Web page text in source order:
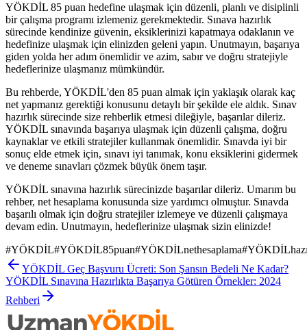
YÖKDİL 85 puan hedefine ulaşmak için düzenli, planlı ve disiplinli
bir çalışma programı izlemeniz gerekmektedir. Sınava hazırlık
sürecinde kendinize güvenin, eksiklerinizi kapatmaya odaklanın ve
hedefinize ulaşmak için elinizden geleni yapın. Unutmayın, başarıya
giden yolda her adım önemlidir ve azim, sabır ve doğru stratejiyle
hedeflerinize ulaşmanız mümkündür.
Bu rehberde, YÖKDİL'den 85 puan almak için yaklaşık olarak kaç
net yapmanız gerektiği konusunu detaylı bir şekilde ele aldık. Sınav
hazırlık sürecinde size rehberlik etmesi dileğiyle, başarılar dileriz.
YÖKDİL sınavında başarıya ulaşmak için düzenli çalışma, doğru
kaynaklar ve etkili stratejiler kullanmak önemlidir. Sınavda iyi bir
sonuç elde etmek için, sınavı iyi tanımak, konu eksiklerini gidermek
ve deneme sınavları çözmek büyük önem taşır.
YÖKDİL sınavına hazırlık sürecinizde başarılar dileriz. Umarım bu
rehber, net hesaplama konusunda size yardımcı olmuştur. Sınavda
başarılı olmak için doğru stratejiler izlemeye ve düzenli çalışmaya
devam edin. Unutmayın, hedeflerinize ulaşmak sizin elinizde!
#YÖKDİL#YÖKDİL85puan#YÖKDİLnethesaplama#
YÖKDİL Geç Başvuru Ücreti: Son Şansın Bedeli Ne Kadar?
YÖKDİL Sınavına Hazırlıkta Başarıya Götüren Örnekler: 2024
Rehberi